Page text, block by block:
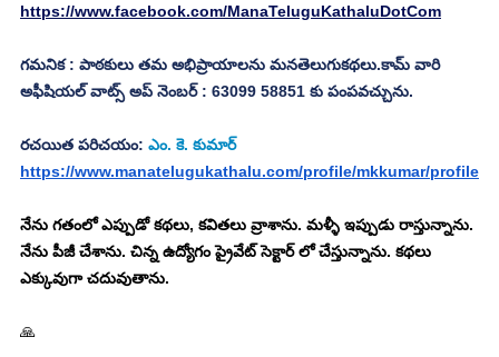
https://www.facebook.com/ManaTeluguKathaluDotCom
గమనిక : పాఠకులు తమ అభిప్రాయాలను మనతెలుగుకథలు.కామ్ వారి
అఫీషియల్ వాట్స్ అప్ నెంబర్ : 63099 58851 కు పంపవచ్చును.
రచయిత పరిచయం: ఎం. కె. కుమార్
https://www.manatelugukathalu.com/profile/mkkumar/profile
నేను గతంలో ఎప్పుడో కథలు, కవితలు వ్రాశాను. మళ్ళీ ఇప్పుడు రాస్తున్నాను.
నేను పీజీ చేశాను. చిన్న ఉద్యోగం ప్రైవేట్ సెక్టార్ లో చేస్తున్నాను. కథలు
ఎక్కువుగా చదువుతాను.
🙏